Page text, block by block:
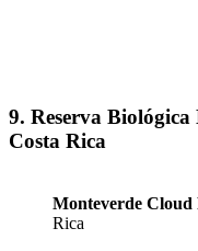
9. Reserva
Costa Rica
Monteverde
Rica